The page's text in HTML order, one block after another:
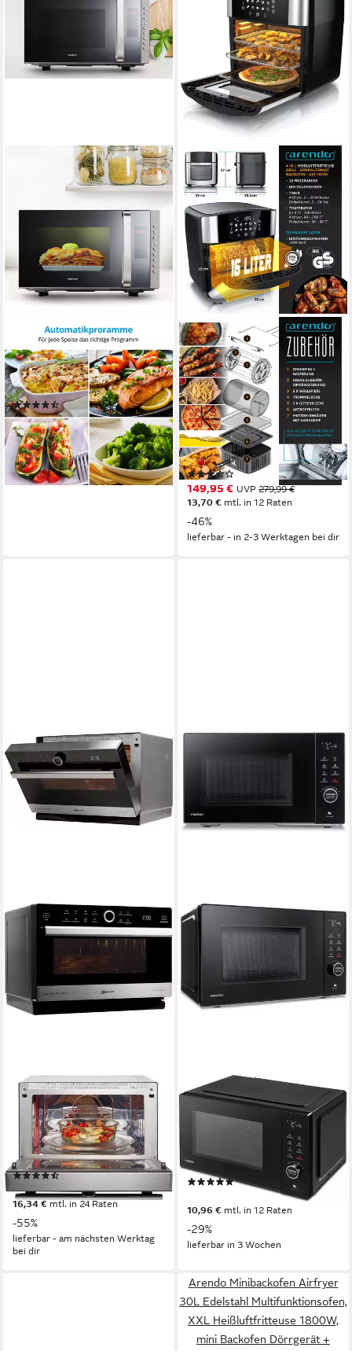
MEDION®
Mikrowelle MD 17495
800W Leistung
23 l Kapazität
(253)
159,90 € 199,90 €
14,60 €mtl. in 12 Raten
-20%
lieferbar - in 2-3 Werktagen bei dir
ARENDO
Heißluftfritteuse
Multifunktionsofen 16L,
Backofen Umluft, Grill,
Dörrautomat, Air Fryer
1800W Leistung
16l Kapazität
30-200 °C Temperatur
(21)
149,95 € UVP 279,99 €
13,70 € mtl. in 12 Raten
-46%
lieferbar - in 2-3 Werktagen bei dir
BAUKNECHT
Mikrowelle MW 3391 SX
900W Leistung
Kapazität
Leistungsstufen
(315)
329,00 € UVP729,00 €
16,34 € mtl. in 24 Raten
-55%
lieferbar - am nächsten Werktag
bei dir
MEDION®
Mikrowelle MD 12031 mit Grill
und Heißluftfunktion
23 l
Drehregler, Touch-Bedienung
(10)
169,95 €
10,96 € mtl. in 12 Raten
-29%
lieferbar in 3 Wochen
Arendo Minibackofen Airfryer
30L Edelstahl Multifunktionsofen,
XXL Heißluftfritteuse 1800W,
mini Backofen Dörrgerät +